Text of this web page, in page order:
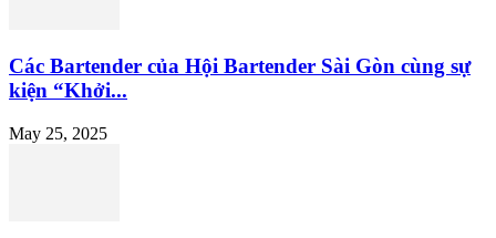
Các Bartender của Hội Bartender Sài Gòn cùng sự
kiện “Khởi...
May 25, 2025